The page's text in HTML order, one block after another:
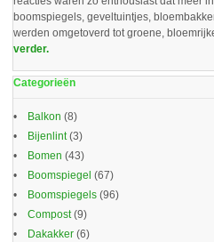
boomspiegels, geveltuintjes,
werden omgetoverd tot groene,
verder.
Categorieën
Balkon (8)
Bijenlint(3)
Bomen (43)
Boomspiegel (67)
Boomspiegels (96)
Compost(9)
Dakakker (6)